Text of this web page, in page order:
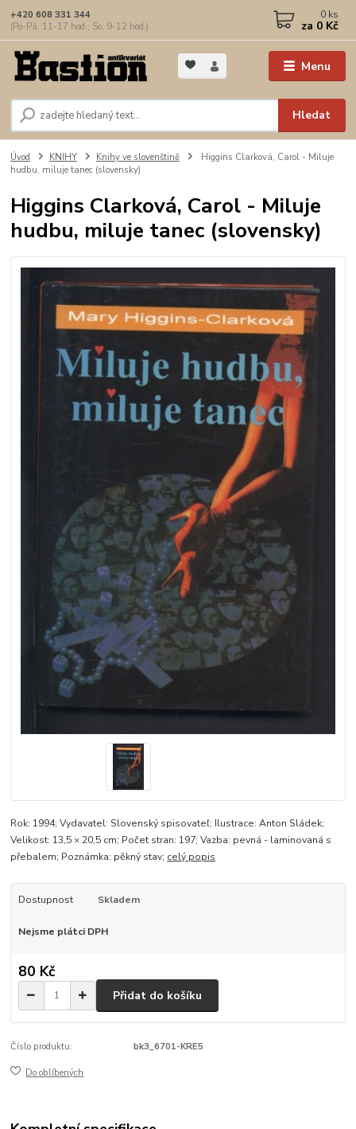
Menu
Hledat
+420 608 331 344
(Po-Pá, 11-17 hod.; So, 9-12 hod.)
0 ks
za 0 Kč
Úvod KNIHY Knihy ve slovenštině
Higgins Clarková, Carol - Miluje
hudbu, miluje tanec (slovensky)
Higgins Clarková, Carol - Miluje
hudbu, miluje tanec (slovensky)
Rok: 1994; Vydavatel: Slovenský spisovateľ; Ilustrace: Anton Sládek;
Velikost: 13,5 × 20,5 cm; Počet stran: 197; Vazba: pevná - laminovaná s
přebalem; Poznámka: pěkný stav; celý popis
Dostupnost Skladem
Nejsme plátci DPH
80 Kč
Přidat do košíku
Číslo produktu: bk3_6701-KRE5
Do oblíbených